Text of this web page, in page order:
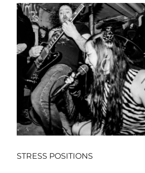
STRESS POSITIONS